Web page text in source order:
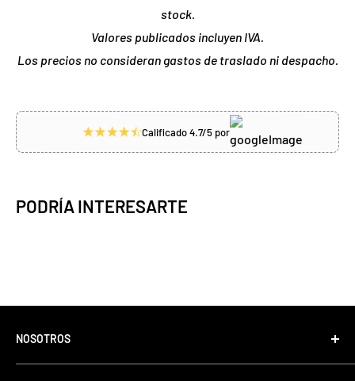
stock.
Valores publicados incluyen IVA.
Los precios no consideran gastos de traslado ni despacho.
Calificado 4.7/5 por
PODRÍA INTERESARTE
NOSOTROS